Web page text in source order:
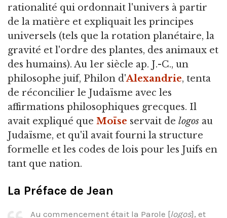
rationalité qui ordonnait l'univers à partir
de la matière et expliquait les principes
universels (tels que la rotation planétaire, la
gravité et l'ordre des plantes, des animaux et
des humains). Au 1er siècle ap. J.-C., un
philosophe juif, Philon d'Alexandrie, tenta
de réconcilier le Judaïsme avec les
affirmations philosophiques grecques. Il
avait expliqué que Moïse servait de logos au
Judaïsme, et qu'il avait fourni la structure
formelle et les codes de lois pour les Juifs en
tant que nation.
La Préface de Jean
Au commencement était la Parole [logos], et